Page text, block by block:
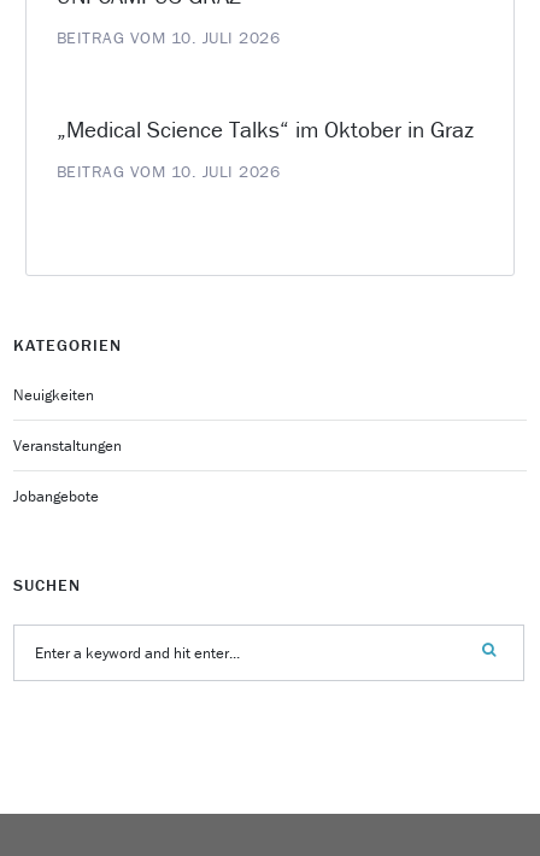
BEITRAG VOM 10. JULI 2026
„Medical Science Talks“ im Oktober in Graz
BEITRAG VOM 10. JULI 2026
KATEGORIEN
Neuigkeiten
Veranstaltungen
Jobangebote
SUCHEN